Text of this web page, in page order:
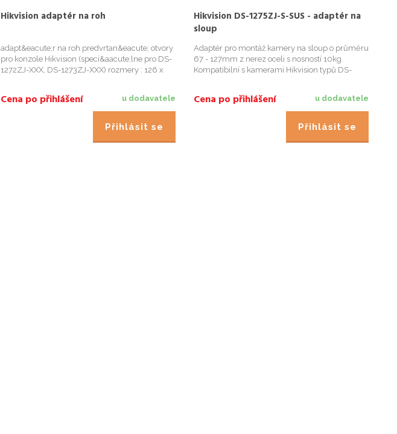
Hikvision adaptér na roh
adapt&eacute;r na roh predvrtan&eacute; otvory
pro konzole Hikvision (speci&aacute;lne pro DS-
1272ZJ-XXX, DS-1273ZJ-XXX) rozmery : 126 x
u dodavatele
Cena po přihlášení
Přihlásit se
Hikvision DS-1275ZJ-S-SUS - adaptér na
sloup
Adaptér pro montáž kamery na sloup o průměru
67 - 127mm z nerez oceli s nosností 10kg.
Kompatibilní s kamerami Hikvision typů DS-
2CD26x5FWD-IZS DS-2CD26x6G1-I...u dodavatele
Cena po přihlášení
Přihlásit se